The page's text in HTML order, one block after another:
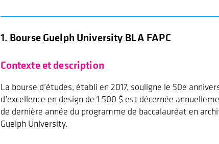
1. Bourse Guelph University BLA FAPC
Contexte et description
La bourse d’études, établi en 2017, souligne le 50e
d’excellence en design de 1 500 $ est décernée
de dernière année du programme de baccalauréat en
Guelph University.